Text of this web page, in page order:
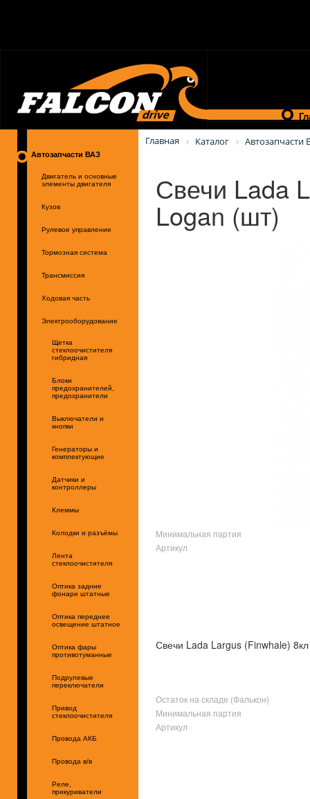
Автозапчасти ВАЗ
Двигатель и основные
элементы двигателя
Кузов
Рулевое управление
Тормозная система
Трансмиссия
Ходовая часть
Электрооборудование
Щетка
стеклоочистителя
гибридная
Блоки
предохранителей,
предохранители
Выключатели и
кнопки
Генераторы и
комплектующие
Датчики и
контроллеры
Клеммы
Колодки и разъёмы
Лента
стеклоочистителя
Оптика задние
фонари штатные
Оптика переднее
освещение штатное
Оптика фары
противотуманные
Подрулевые
переключатели
Привод
стеклоочистителя
Провода АКБ
Провода в/в
Реле,
прикуриватели
Главная Каталог Автозапчасти
Свечи Lada
Logan (шт)
Минимальная партия
Артикул
Свечи Lada Largus (Finwhale)
Остаток на складе (Фалькон)
Минимальная партия
Артикул